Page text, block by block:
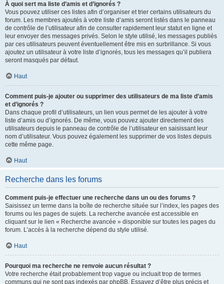
À quoi sert ma liste d’amis et d’ignorés ?
Vous pouvez utiliser ces listes afin d’organiser et trier certains utilisateurs du
forum. Les membres ajoutés à votre liste d’amis seront listés dans le panneau
de contrôle de l’utilisateur afin de consulter rapidement leur statut en ligne et
leur envoyer des messages privés. Selon le style utilisé, les messages publiés
par ces utilisateurs peuvent éventuellement être mis en surbrillance. Si vous
ajoutez un utilisateur à votre liste d’ignorés, tous les messages qu’il publiera
seront masqués par défaut.
Haut
Comment puis-je ajouter ou supprimer des utilisateurs de ma liste d’amis
et d’ignorés ?
Dans chaque profil d’utilisateurs, un lien vous permet de les ajouter à votre
liste d’amis ou d’ignorés. De même, vous pouvez ajouter directement des
utilisateurs depuis le panneau de contrôle de l’utilisateur en saisissant leur
nom d’utilisateur. Vous pouvez également les supprimer de vos listes depuis
cette même page.
Haut
Recherche dans les forums
Comment puis-je effectuer une recherche dans un ou des forums ?
Saisissez un terme dans la boîte de recherche située sur l’index, les pages des
forums ou les pages de sujets. La recherche avancée est accessible en
cliquant sur le lien « Recherche avancée » disponible sur toutes les pages du
forum. L’accès à la recherche dépend du style utilisé.
Haut
Pourquoi ma recherche ne renvoie aucun résultat ?
Votre recherche était probablement trop vague ou incluait trop de termes
communs qui ne sont pas indexés par phpBB. Essayez d’être plus précis et